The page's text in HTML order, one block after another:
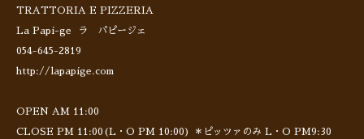
TRATTORIA E PIZZERIA
La Papi-ge ラ パピージェ
054-645-2819
http://lapapige.com
OPEN AM 11:00
CLOSE PM 11:00(L・O PM 10:00) ＊ピッツァのみ L・O PM9:30